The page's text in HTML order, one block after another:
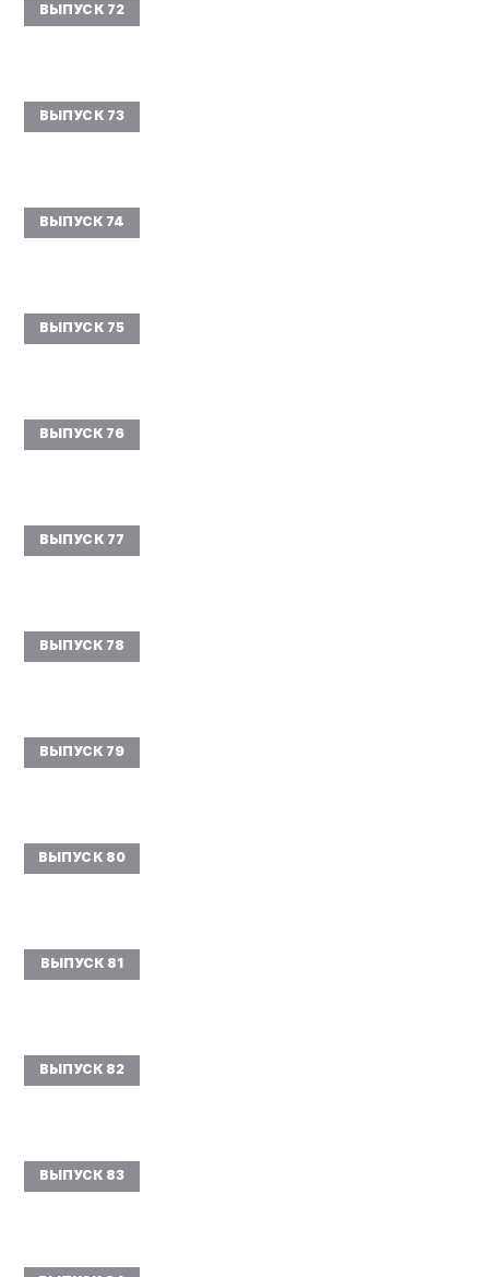
ВЫПУСК 72
ВЫПУСК 73
ВЫПУСК 74
ВЫПУСК 75
ВЫПУСК 76
ВЫПУСК 77
ВЫПУСК 78
ВЫПУСК 79
ВЫПУСК 80
ВЫПУСК 81
ВЫПУСК 82
ВЫПУСК 83